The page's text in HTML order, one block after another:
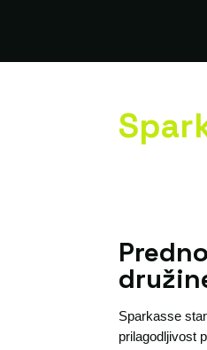
Sparkasse
prilagodljivost